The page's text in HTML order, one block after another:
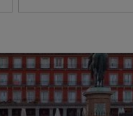
Entrez la date au format